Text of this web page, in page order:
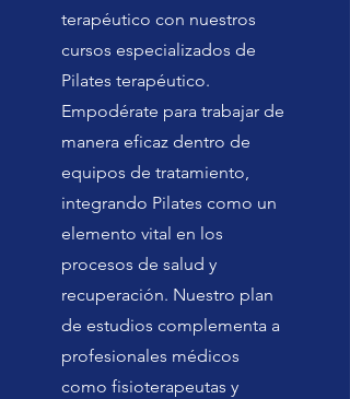
terapéutico con nuestros
cursos especializados de
Pilates terapéutico.
Empodérate para trabajar de
manera eficaz dentro de
equipos de tratamiento,
integrando Pilates como un
elemento vital en los
procesos de salud y
recuperación. Nuestro plan
de estudios complementa a
profesionales médicos
como fisioterapeutas y